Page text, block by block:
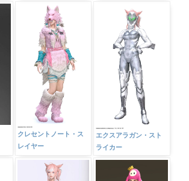
クレセントノート・ス
レイヤー
エクスアラガン・スト
ライカー